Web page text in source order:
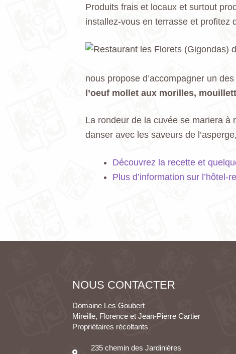
Produits frais et locaux et surtout
installez-vous en terrasse et profitez
nous propose d’accompagner un
l’oeuf mollet aux morilles,
La rondeur de la cuvée se mariera à
danser avec les saveurs de
Découvrez la recette et
Plus d’information sur
NOUS CONTACTER
Domaine Les Goubert
Mireille, Florence et Jean-Pierre Cartier
Propriétaires récoltants
235 chemin des Jardinières